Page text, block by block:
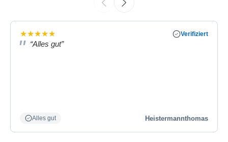
★★★★★ Verifiziert
“Alles gut”
Alles gut Heistermannthomas